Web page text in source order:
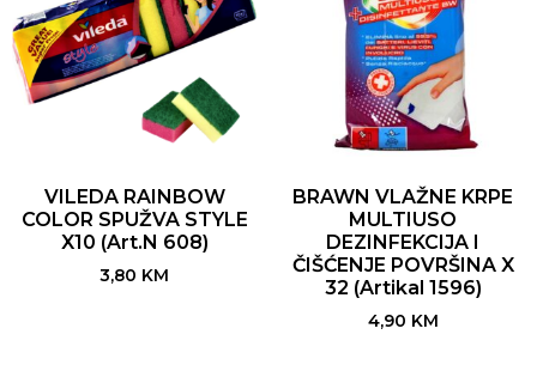
VILEDA RAINBOW
COLOR SPUŽVA STYLE
X10 (Art.N 608)
3,80 KM
BRAWN VLAŽNE KRPE
MULTIUSO
DEZINFEKCIJA I
ČIŠĆENJE POVRŠINA X
32 (Artikal 1596)
4,90 KM